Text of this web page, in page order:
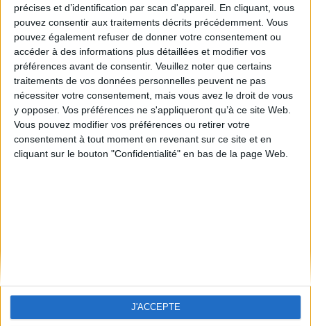
précises et d’identification par scan d'appareil. En cliquant, vous
pouvez consentir aux traitements décrits précédemment. Vous
pouvez également refuser de donner votre consentement ou
accéder à des informations plus détaillées et modifier vos
préférences avant de consentir. Veuillez noter que certains
traitements de vos données personnelles peuvent ne pas
nécessiter votre consentement, mais vous avez le droit de vous
y opposer. Vos préférences ne s'appliqueront qu’à ce site Web.
Vous pouvez modifier vos préférences ou retirer votre
consentement à tout moment en revenant sur ce site et en
cliquant sur le bouton "Confidentialité" en bas de la page Web.
J'ACCEPTE
Quantité
- +